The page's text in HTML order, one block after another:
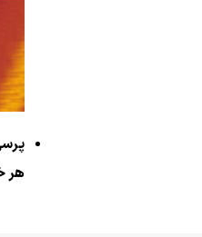
هر